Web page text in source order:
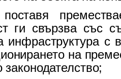
ги свързва със
инфраструктура
на